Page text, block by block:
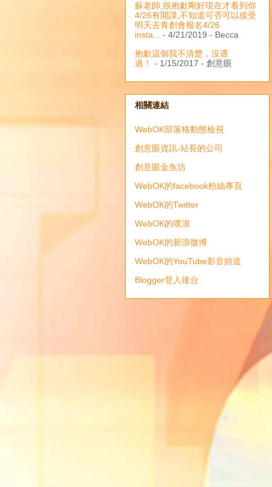
蘇老師,很抱歉剛好現在才看到你
4/26有開課,不知道可否可以接受
明天去青創會報名4/26
insta...
- 4/21/2019 - Becca
抱歉這個我不清楚，沒遇
過！
- 1/15/2017 - 創意眼
相關連結
WebOK部落格動態檢視
創意眼資訊-站長的公司
創意眼金魚坊
WebOK的facebook粉絲專頁
WebOK的Twitter
WebOK的噗浪
WebOK的新浪微博
WebOK的YouTube影音頻道
Blogger登入後台